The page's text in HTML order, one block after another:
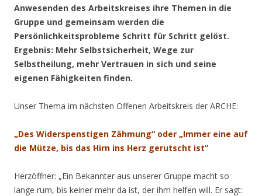
Anwesenden des Arbeitskreises ihre Themen in die
Gruppe und gemeinsam werden die
Persönlichkeitsprobleme Schritt für Schritt gelöst.
Ergebnis: Mehr Selbstsicherheit, Wege zur
Selbstheilung, mehr Vertrauen in sich und seine
eigenen Fähigkeiten finden.
Unser Thema im nächsten Offenen Arbeitskreis der ARCHE:
„Des Widerspenstigen Zähmung“ oder „Immer eine auf
die Mütze, bis das Hirn ins Herz gerutscht ist“
Herzöffner: „Ein Bekannter aus unserer Gruppe macht so
lange rum, bis keiner mehr da ist, der ihm helfen will. Er sagt: